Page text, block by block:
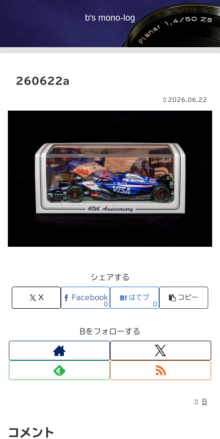
b's mono-log
260622a
2026.06.22
シェアする
X Facebook
0
はてブ
0
コピー
Bをフォローする
B
コメント